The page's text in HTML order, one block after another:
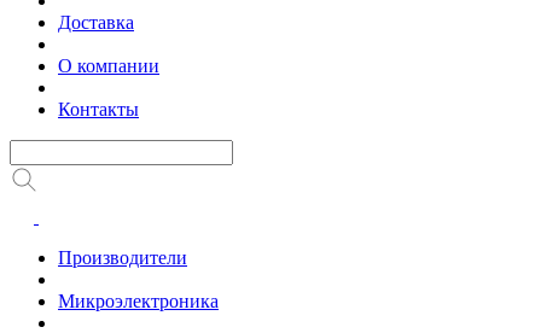
Доставка
О компании
Контакты
Производители
Микроэлектроника